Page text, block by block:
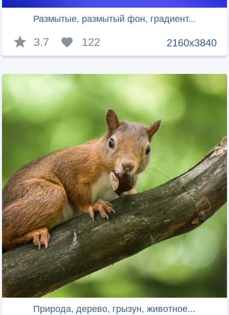
Размытые, размытый фон, градиент...
2160x3840
3.7 122
Природа, дерево, грызун, животное...